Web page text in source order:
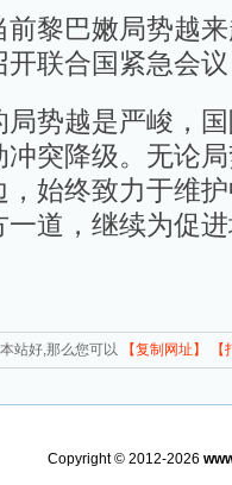
黎巴嫩局势越来
联合国紧急会
势越是严峻，国
突降级。无论
始终致力于维
道，继续为促
站好,那么您可以 【复制网址】
Copyright © 2012-2026